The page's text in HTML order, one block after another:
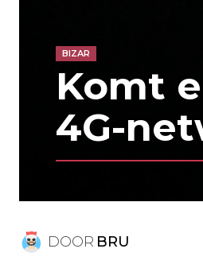
BIZAR
Komt
4G-
DOOR BRU